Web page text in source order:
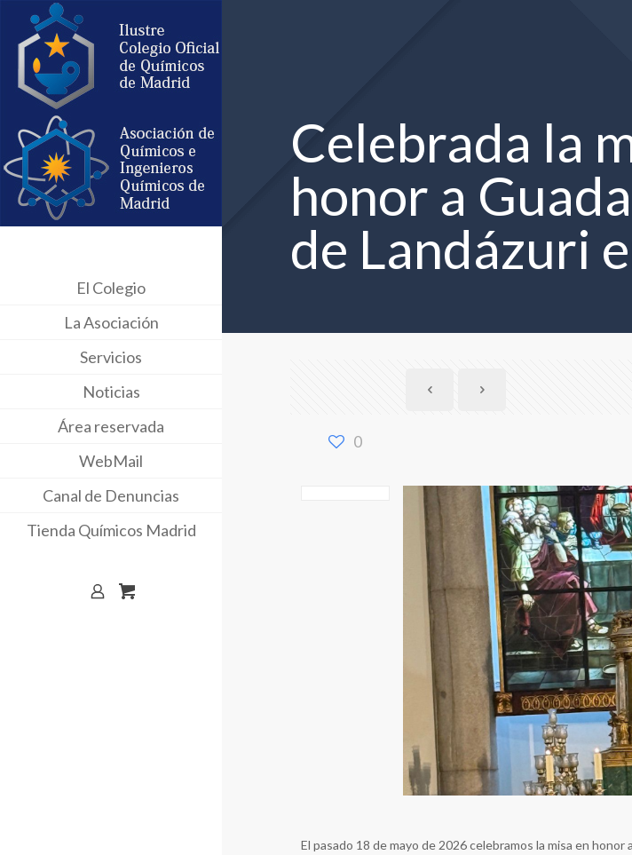
El Colegio
La Asociación
Servicios
Noticias
Área reservada
WebMail
Canal de Denuncias
Tienda Químicos Madrid
Celebrada la
honor a
de Landázuri
0
El pasado 18 de mayo de 2026 celebramos la misa en